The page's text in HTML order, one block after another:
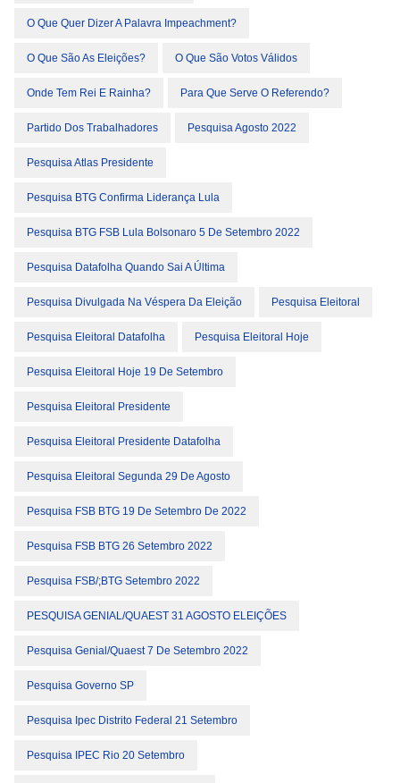
O Que Quer Dizer A Palavra Impeachment?
O Que São As Eleições? O Que São Votos Válidos
Onde Tem Rei E Rainha? Para Que Serve O Referendo?
Partido Dos Trabalhadores Pesquisa Agosto 2022
Pesquisa Atlas Presidente
Pesquisa BTG Confirma Liderança Lula
Pesquisa BTG FSB Lula Bolsonaro 5 De Setembro 2022
Pesquisa Datafolha Quando Sai A Última
Pesquisa Divulgada Na Véspera Da Eleição Pesquisa Eleitoral
Pesquisa Eleitoral Datafolha Pesquisa Eleitoral Hoje
Pesquisa Eleitoral Hoje 19 De Setembro
Pesquisa Eleitoral Presidente
Pesquisa Eleitoral Presidente Datafolha
Pesquisa Eleitoral Segunda 29 De Agosto
Pesquisa FSB BTG 19 De Setembro De 2022
Pesquisa FSB BTG 26 Setembro 2022
Pesquisa FSB/;BTG Setembro 2022
PESQUISA GENIAL/QUAEST 31 AGOSTO ELEIÇÕES
Pesquisa Genial/Quaest 7 De Setembro 2022
Pesquisa Governo SP
Pesquisa Ipec Distrito Federal 21 Setembro
Pesquisa IPEC Rio 20 Setembro